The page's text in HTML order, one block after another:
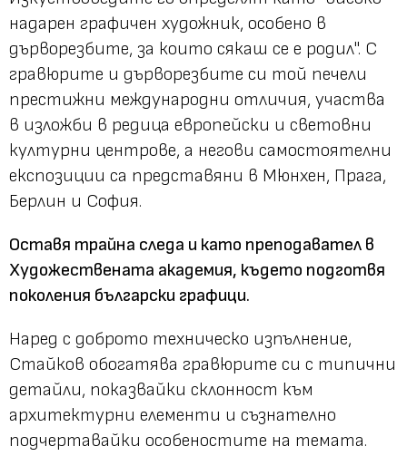
надарен графичен художник, особено в
дърворезбите, за които сякаш се е родил". С
гравюрите и дърворезбите си той печели
престижни международни отличия, участва
в изложби в редица европейски и световни
културни центрове, а негови самостоятелни
експозиции са представяни в Мюнхен, Прага,
Берлин и София.
Оставя трайна следа и като преподавател в
Художествената академия, където подготвя
поколения български графици.
Наред с доброто техническо изпълнение,
Стайков обогатява гравюрите си с типични
детайли, показвайки склонност към
архитектурни елементи и съзнателно
подчертавайки особеностите на темата.